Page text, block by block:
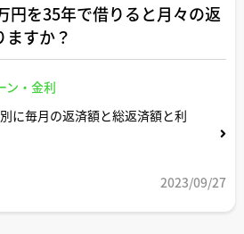
円を35年で借りると月々の返
すか？
ン・金利
に毎月の返済額と総返済額と利
2023/09/27